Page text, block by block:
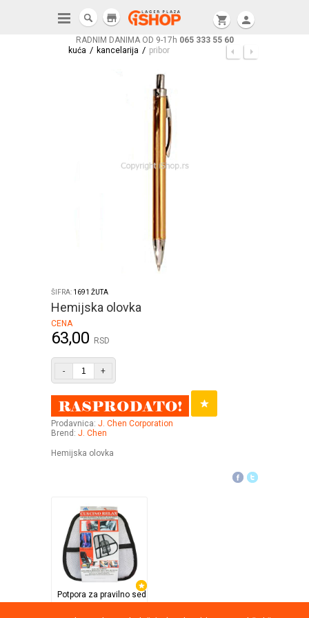
RADNIM DANIMA OD 9-17h 065 333 55 60
shopping_cart person
store
kuća / kancelarija / pribor
ŠIFRA: 1691 ŽUTA
Hemijska olovka
CENA
63,00 RSD
- +
Prodavnica: J. Chen Corporation
Brend: J. Chen
Hemijska olovka
Potpora za pravilno sedenje